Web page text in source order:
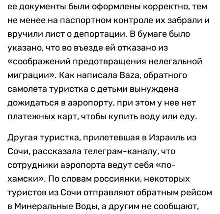
ее документы были оформлены корректно, тем
не менее на паспортном контроле их забрали и
вручили лист о депортации. В бумаге было
указано, что во въезде ей отказано из
«соображений предотвращения нелегальной
миграции». Как написала Baza, обратного
самолета туристка с детьми вынуждена
дожидаться в аэропорту, при этом у нее нет
платежных карт, чтобы купить воду или еду.
Другая туристка, прилетевшая в Израиль из
Сочи, рассказала телеграм-каналу, что
сотрудники аэропорта ведут себя «по-
хамски». По словам россиянки, некоторых
туристов из Сочи отправляют обратным рейсом
в Минеральные Воды, а другим не сообщают,